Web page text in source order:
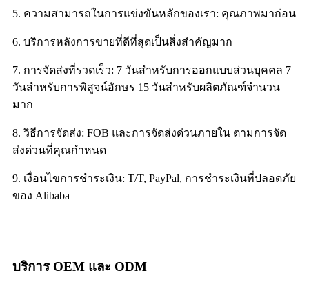
5. ความสามารถในการแข่งขันหลักของเรา: คุณภาพมาก่อน
6. บริการหลังการขายที่ดีที่สุดเป็นสิ่งสำคัญมาก
7. การจัดส่งที่รวดเร็ว: 7 วันสำหรับการออกแบบส่วนบุคคล 7
วันสำหรับการพิสูจน์อักษร 15 วันสำหรับผลิตภัณฑ์จำนวน
มาก
8. วิธีการจัดส่ง: FOB และการจัดส่งด่วนภายใน ตามการจัด
ส่งด่วนที่คุณกำหนด
9. เงื่อนไขการชำระเงิน: T/T, PayPal, การชำระเงินที่ปลอดภัย
ของ Alibaba
บริการ OEM และ ODM